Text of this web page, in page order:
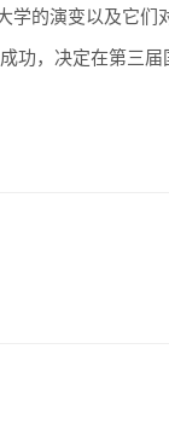
的演变以及它们
功，决定在第三